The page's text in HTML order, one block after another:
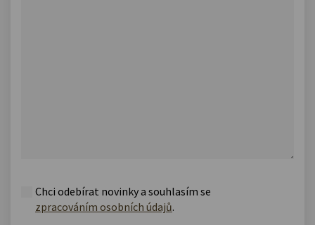
Chci odebírat novinky a souhlasím se
zpracováním osobních údajů.